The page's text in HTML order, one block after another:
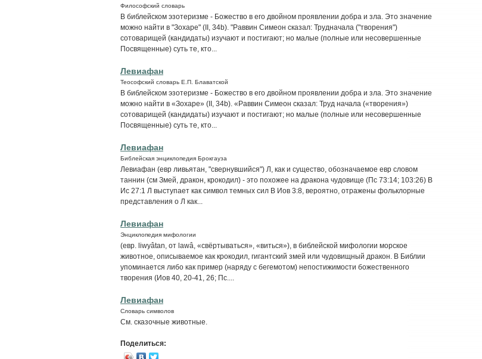
Философский словарь
В библейском эзотеризме - Божество в его двойном проявлении добра и зла. Это значение
можно найти в "Зохаре" (II, 34b). "Раввин Симеон сказал: Трудначала ("творения")
сотоварищей (кандидаты) изучают и постигают; но малые (полные или несовершенные
Посвященные) суть те, кто...
Левиафан
Теософский словарь Е.П. Блаватской
В библейском эзотеризме - Божество в его двойном проявлении добра и зла. Это значение
можно найти в «Зохаре» (II, 34b). «Раввин Симеон сказал: Труд начала («творения»)
сотоварищей (кандидаты) изучают и постигают; но малые (полные или несовершенные
Посвященные) суть те, кто...
Левиафан
Библейская энциклопедия Брокгауза
Левиафан (евр ливьятан, "свернувшийся") Л, как и существо, обозначаемое евр словом
таннин (см Змей, дракон, крокодил) - это похожее на дракона чудовище (Пс 73:14; 103:26) В
Ис 27:1 Л выступает как символ темных сил В Иов 3:8, вероятно, отражены фольклорные
представления о Л как...
Левиафан
Энциклопедия мифологии
(евр. liwyâtan, от lawâ, «свёртываться», «виться»), в библейской мифологии морское
животное, описываемое как крокодил, гигантский змей или чудовищный дракон. В Библии
упоминается либо как пример (наряду с бегемотом) непостижимости божественного
творения (Иов 40, 20-41, 26; Пс....
Левиафан
Словарь символов
См. сказочные животные.
Поделиться: